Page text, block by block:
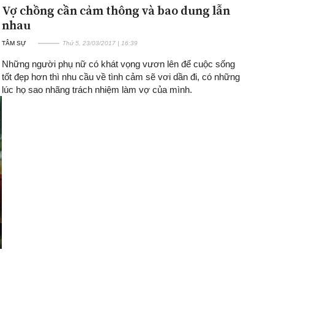
Đăng ký tin tức mới
Vợ chồng cần cảm thông và bao dung lẫn
nhau
TÂM SỰ Thứ 5, 23/03/2017 | 16:39
Những người phụ nữ có khát vọng vươn lên để cuộc sống
tốt đẹp hơn thì nhu cầu về tình cảm sẽ vơi dần đi, có những
lúc họ sao nhãng trách nhiệm làm vợ của mình.